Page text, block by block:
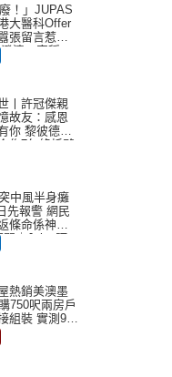
！」JUPAS
大醫科Offer
張留言惹眾
清：宣稱
錄取」不符事
丨許冠傑親
故友：感恩
你 黎彼德曾
作7年終拆夥
中風半身癱
先報警 網民
條命係神蹟
習｜Juicy叮
熱銷美澳墨
750呎兩房戶
組裝 實測9個